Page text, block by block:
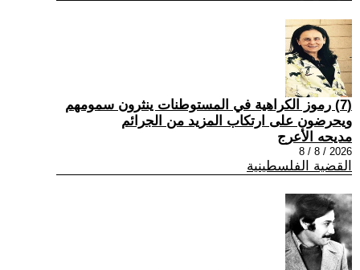
(7) رموز الكراهية في المستوطنات ينثرون سمومهم
ويحرضون على ارتكاب المزيد من الجرائم
مديحه الأعرج
2026 / 8 / 8
القضية الفلسطينية